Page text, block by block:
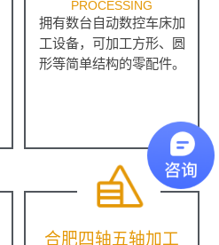
PROCESSING
拥有数台自动数控车床加
工设备，可加工方形、圆
形等简单结构的零配件。
合肥四轴五轴加工